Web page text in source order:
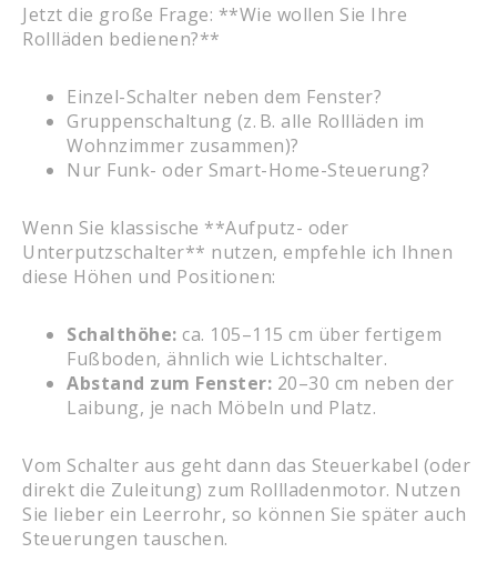
Jetzt die große Frage: **Wie wollen Sie Ihre
Rollläden bedienen?**
Einzel-Schalter neben dem Fenster?
Gruppenschaltung (z. B. alle Rollläden im
Wohnzimmer zusammen)?
Nur Funk- oder Smart-Home-Steuerung?
Wenn Sie klassische **Aufputz- oder
Unterputzschalter** nutzen, empfehle ich Ihnen
diese Höhen und Positionen:
Schalthöhe: ca. 105–115 cm über fertigem
Fußboden, ähnlich wie Lichtschalter.
Abstand zum Fenster: 20–30 cm neben der
Laibung, je nach Möbeln und Platz.
Vom Schalter aus geht dann das Steuerkabel (oder
direkt die Zuleitung) zum Rollladenmotor. Nutzen
Sie lieber ein Leerrohr, so können Sie später auch
Steuerungen tauschen.